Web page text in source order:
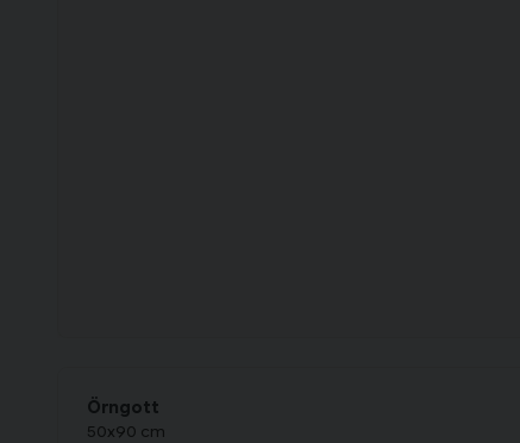
Örngott
50x90 cm